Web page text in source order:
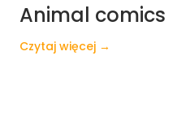
Animal comics
Czytaj więcej →